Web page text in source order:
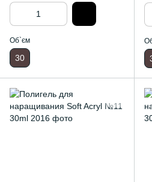
Об`єм
30